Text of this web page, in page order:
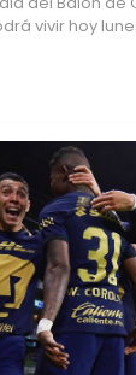
vivir hoy